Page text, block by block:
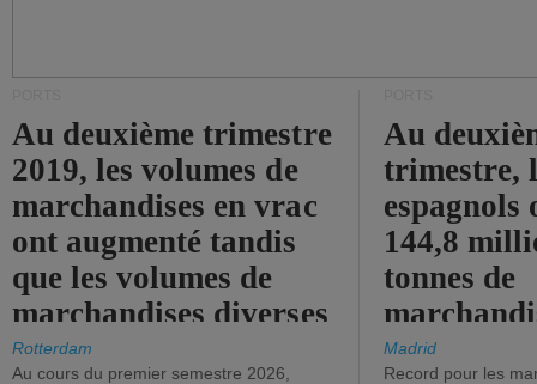
Au deuxième trimestre
2019, les volumes de
marchandises en vrac
ont augmenté tandis
que les volumes de
marchandises diverses
ont diminué.
Rotterdam
Au cours du premier semestre 2026,
Au
trimestre,
144,8
tonnes de
(+2,9%).
Madrid
Record pour les